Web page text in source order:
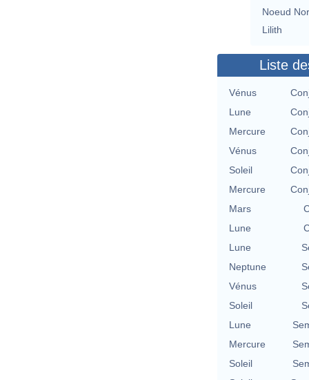
Noeud
Lilith
Liste
Vénus
Lune
Mercure
Vénus
Soleil
Mercure
Mars
Lune
Lune
Neptune
Vénus
Soleil
Lune
Mercure
Soleil